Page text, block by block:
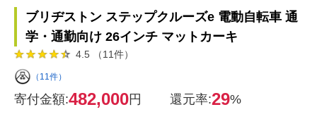
ブリヂストン ステップクルーズe 電動自転車 通
学・通勤向け 26インチ マットカーキ
4.5 （11件）
（11件）
寄付金額:482,000円 還元率:29%